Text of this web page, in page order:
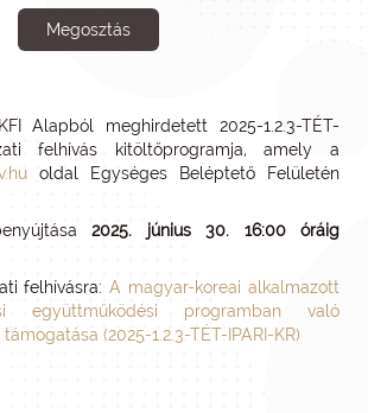
Megosztás
Alapból meghirdetett 2025-1.2.3-TÉT-
felhívás kitöltőprogramja, amely a
oldal Egységes Beléptető Felületén
2025. június 30. 16:00 óráig
felhívásra:A magyar-koreai alkalmazott
együttműködési programban való
(2025-1.2.3-TÉT-IPARI-KR)